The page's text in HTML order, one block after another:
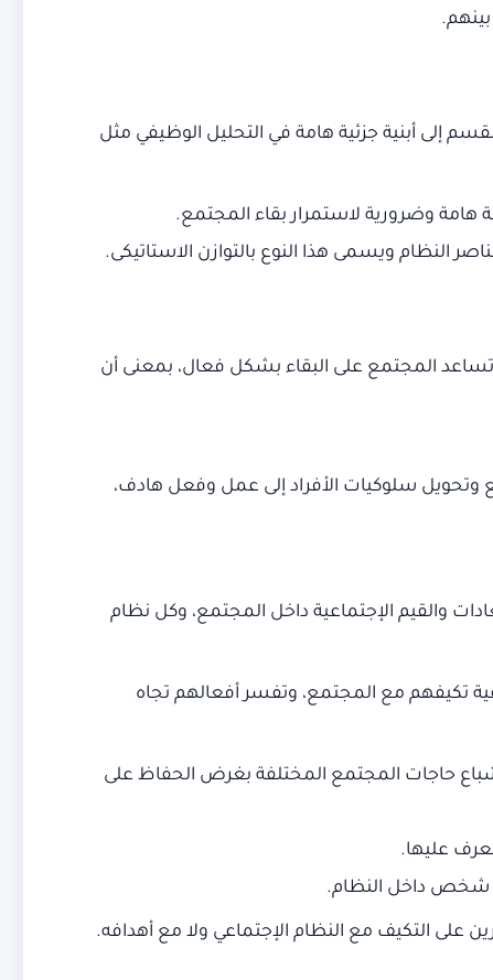
إلى أبنية جزئية هامة في التحليل الوظيفي مثل
وضرورية لاستمرار بقاء المجتمع.
النظام ويسمى هذا النوع بالتوازن الاستاتيكى.
تساعد المجتمع على البقاء بشكل فعال، بمعنى أن
وتحويل سلوكيات الأفراد إلى عمل وفعل هادف،
والقيم الإجتماعية داخل المجتمع، وكل نظام
تكيفهم مع المجتمع، وتفسر أفعالهم تجاه
حاجات المجتمع المختلفة بغرض الحفاظ على
عليها.
شخص داخل النظام.
على التكيف مع النظام الإجتماعي ولا مع أهدافه.